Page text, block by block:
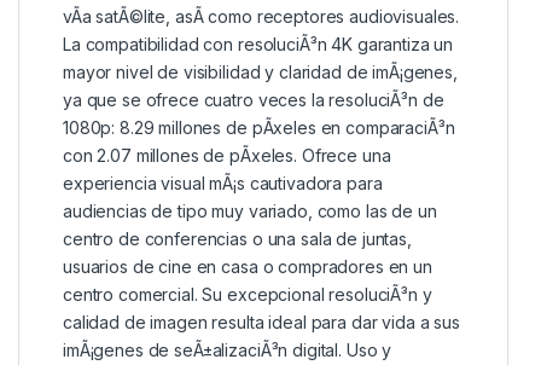
vÃ­a satÃ©lite, asÃ­ como receptores audiovisuales.
La compatibilidad con resoluciÃ³n 4K garantiza un
mayor nivel de visibilidad y claridad de imÃ¡genes,
ya que se ofrece cuatro veces la resoluciÃ³n de
1080p: 8.29 millones de pÃ­xeles en comparaciÃ³n
con 2.07 millones de pÃ­xeles. Ofrece una
experiencia visual mÃ¡s cautivadora para
audiencias de tipo muy variado, como las de un
centro de conferencias o una sala de juntas,
usuarios de cine en casa o compradores en un
centro comercial. Su excepcional resoluciÃ³n y
calidad de imagen resulta ideal para dar vida a sus
imÃ¡genes de seÃ±alizaciÃ³n digital. Uso y